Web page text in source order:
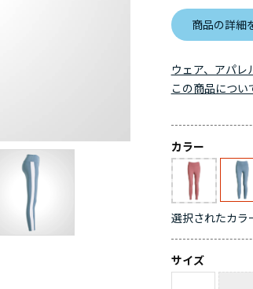
商品の詳細
ウェア、アパレ
カラー
選択されたカラ
サイズ
この商品につい